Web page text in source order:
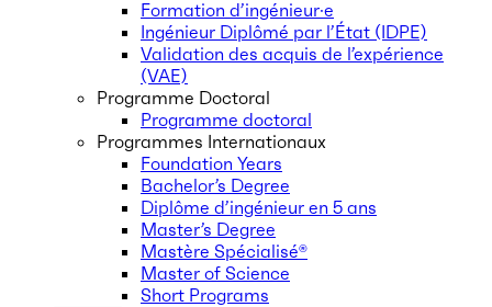
Formation d’ingénieur·e
Ingénieur Diplômé par l’État (IDPE)
Validation des acquis de l’expérience
(VAE)
Programme Doctoral
Programme doctoral
Programmes Internationaux
Foundation Years
Bachelor’s Degree
Diplôme d’ingénieur en 5 ans
Master’s Degree
Mastère Spécialisé®
Master of Science
Short Programs